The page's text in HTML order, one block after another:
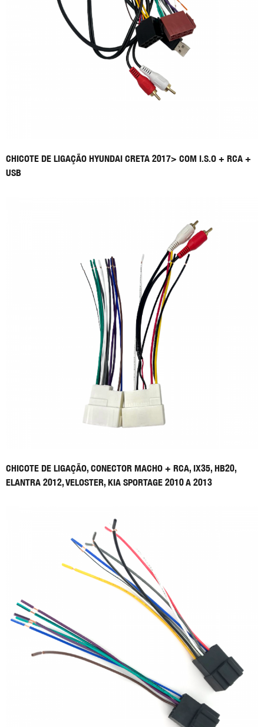
CHICOTE DE LIGAÇÃO HYUNDAI CRETA 2017> COM I.S.O + RCA +
USB
CHICOTE DE LIGAÇÃO, CONECTOR MACHO + RCA, IX35, HB20,
ELANTRA 2012, VELOSTER, KIA SPORTAGE 2010 A 2013